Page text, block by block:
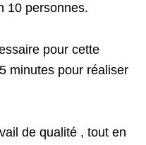
10 personnes.
pour cette
minutes pour réaliser
de qualité , tout en